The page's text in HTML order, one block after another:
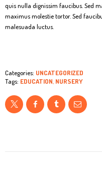
quis nulla dignissim faucibus. Sed
maximus molestie tortor. Sed
malesuada luctus.
Categories: UNCATEGORIZED
Tags: EDUCATION NURSERY